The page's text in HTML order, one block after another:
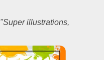
illustrations,